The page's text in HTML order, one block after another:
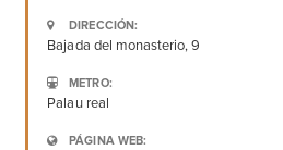
DIRECCIÓN:
Bajada del monasterio, 9
METRO:
Palau real
PÁGINA WEB: